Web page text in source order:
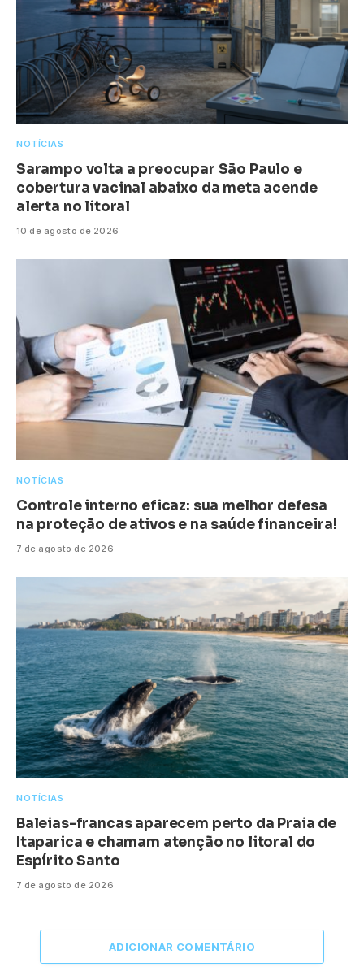
NOTÍCIAS
Sarampo volta a preocupar São Paulo e
cobertura vacinal abaixo da meta acende
alerta no litoral
10 de agosto de 2026
NOTÍCIAS
Controle interno eficaz: sua melhor defesa
na proteção de ativos e na saúde financeira!
7 de agosto de 2026
NOTÍCIAS
Baleias-francas aparecem perto da Praia de
Itaparica e chamam atenção no litoral do
Espírito Santo
7 de agosto de 2026
ADICIONAR COMENTÁRIO